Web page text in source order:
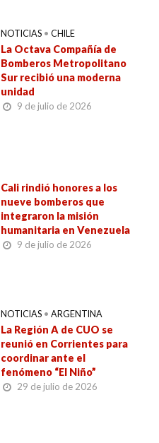
NOTICIAS • CHILE
La Octava Compañía de
Bomberos Metropolitano
Sur recibió una moderna
unidad
9 de julio de 2026
Cali rindió honores a los
nueve bomberos que
integraron la misión
humanitaria en Venezuela
9 de julio de 2026
NOTICIAS • ARGENTINA
La Región A de CUO se
reunió en Corrientes para
coordinar ante el
fenómeno “El Niño”
29 de julio de 2026